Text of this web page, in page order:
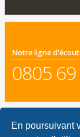
En poursuivant
Notre ligne
0805
Accueil du forum